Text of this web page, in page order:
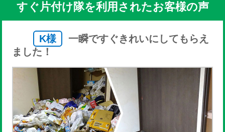
すぐ片付け隊を利用されたお客様の声
K様
一瞬ですぐきれいにしてもらえ
ました！